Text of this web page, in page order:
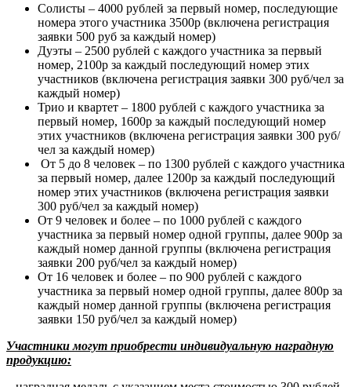
Солисты – 4000 рублей за первый номер, последующие
номера этого участника 3500р (включена регистрация
заявки 500 руб за каждый номер)
Дуэты – 2500 рублей с каждого участника за первый
номер, 2100р за каждый последующий номер этих
участников (включена регистрация заявки 300 руб/чел за
каждый номер)
Трио и квартет – 1800 рублей с каждого участника за
первый номер, 1600р за каждый последующий номер
этих участников (включена регистрация заявки 300 руб/
чел за каждый номер)
От 5 до 8 человек – по 1300 рублей с каждого участника
за первый номер, далее 1200р за каждый последующий
номер этих участников (включена регистрация заявки
300 руб/чел за каждый номер)
От 9 человек и более – по 1000 рублей с каждого
участника за первый номер одной группы, далее 900р за
каждый номер данной группы (включена регистрация
заявки 200 руб/чел за каждый номер)
От 16 человек и более – по 900 рублей с каждого
участника за первый номер одной группы, далее 800р за
каждый номер данной группы (включена регистрация
заявки 150 руб/чел за каждый номер)
Участники могут приобрести индивидуальную наградную
продукцию: